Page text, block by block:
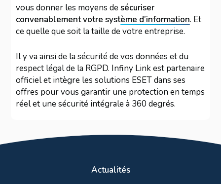
vous donner les moyens desécuriser
convenablement votre système d’information. Et
ce quelle que soit la taille de votre entreprise.
Il y va ainsi de la sécurité de vos données et du
respect légal de la RGPD. Infiny Link est partenaire
officiel et intègre les solutions ESET dans ses
offres pour vous garantir une protection en temps
réel et une sécurité intégrale à 360 degrés.
Actualités